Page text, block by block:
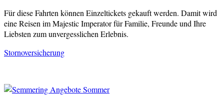
Für diese Fahrten können Einzeltickets gekauft werden. Damit wird
eine Reisen im Majestic Imperator für Familie, Freunde und Ihre
Liebsten zum unvergesslichen Erlebnis.
Stornoversicherung